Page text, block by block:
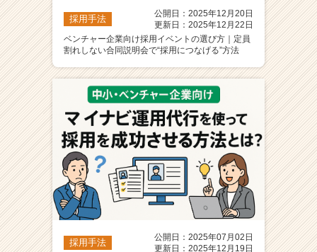
採用手法
公開日：2025年12月20日
更新日：2025年12月22日
ベンチャー企業向け採用イベントの選び方｜定員
割れしない合同説明会で“採用につなげる”方法
採用手法
公開日：2025年07月02日
更新日：2025年12月19日